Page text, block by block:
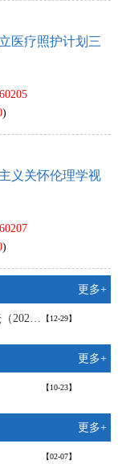
医疗照护计划三
)
义关怀伦理学视
)
更多+
【12-29】
《华人生死学》创刊暨期刊青年编委会成立论坛（2023.1.10）
更多+
【10-23】
更多+
【02-07】